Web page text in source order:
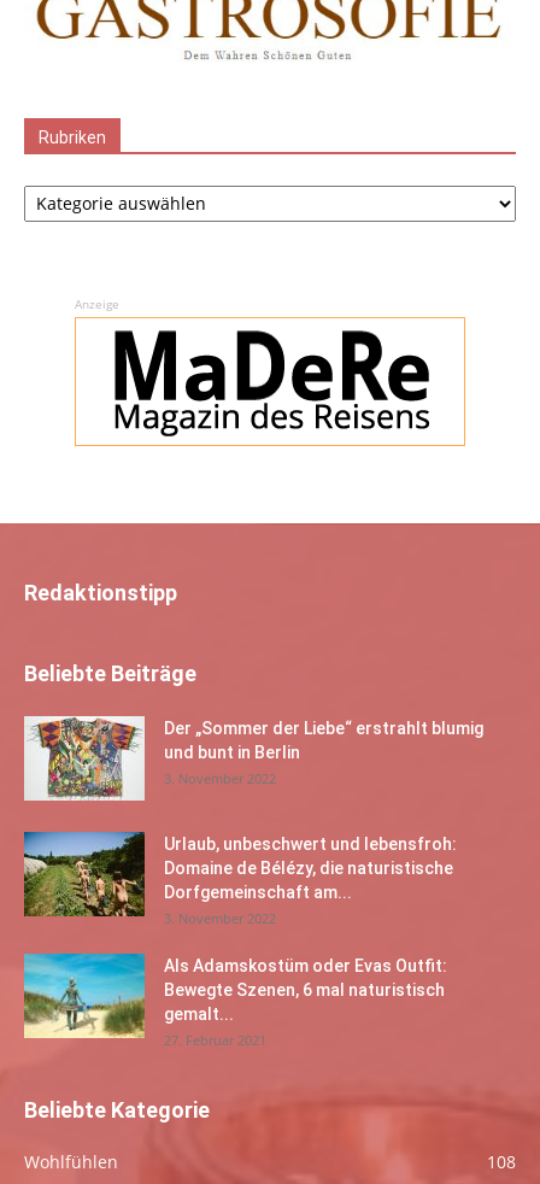
Rubriken
Rubriken
Anzeige
Redaktionstipp
Beliebte Beiträge
Der „Sommer der Liebe“ erstrahlt blumig
und bunt in Berlin
3. November 2022
Urlaub, unbeschwert und lebensfroh:
Domaine de Bélézy, die naturistische
Dorfgemeinschaft am...
3. November 2022
Als Adamskostüm oder Evas Outfit:
Bewegte Szenen, 6 mal naturistisch
gemalt...
27. Februar 2021
Beliebte Kategorie
Wohlfühlen
108